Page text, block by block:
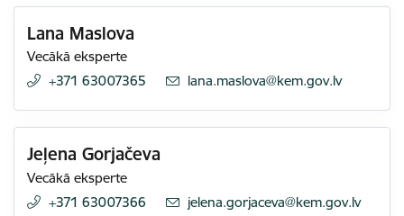
Lana Maslova
Vecākā eksperte
+371 63007365
E-pasts:
lana.maslova@kem.gov.lv
Jeļena Gorjačeva
Vecākā eksperte
+371 63007366
E-pasts:
jelena.gorjaceva@kem.gov.lv